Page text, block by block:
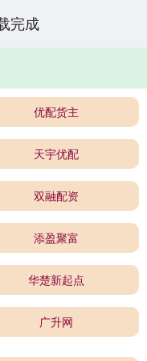
完成
优配货主
天宇优配
双融配资
添盈聚富
华楚新起点
广升网